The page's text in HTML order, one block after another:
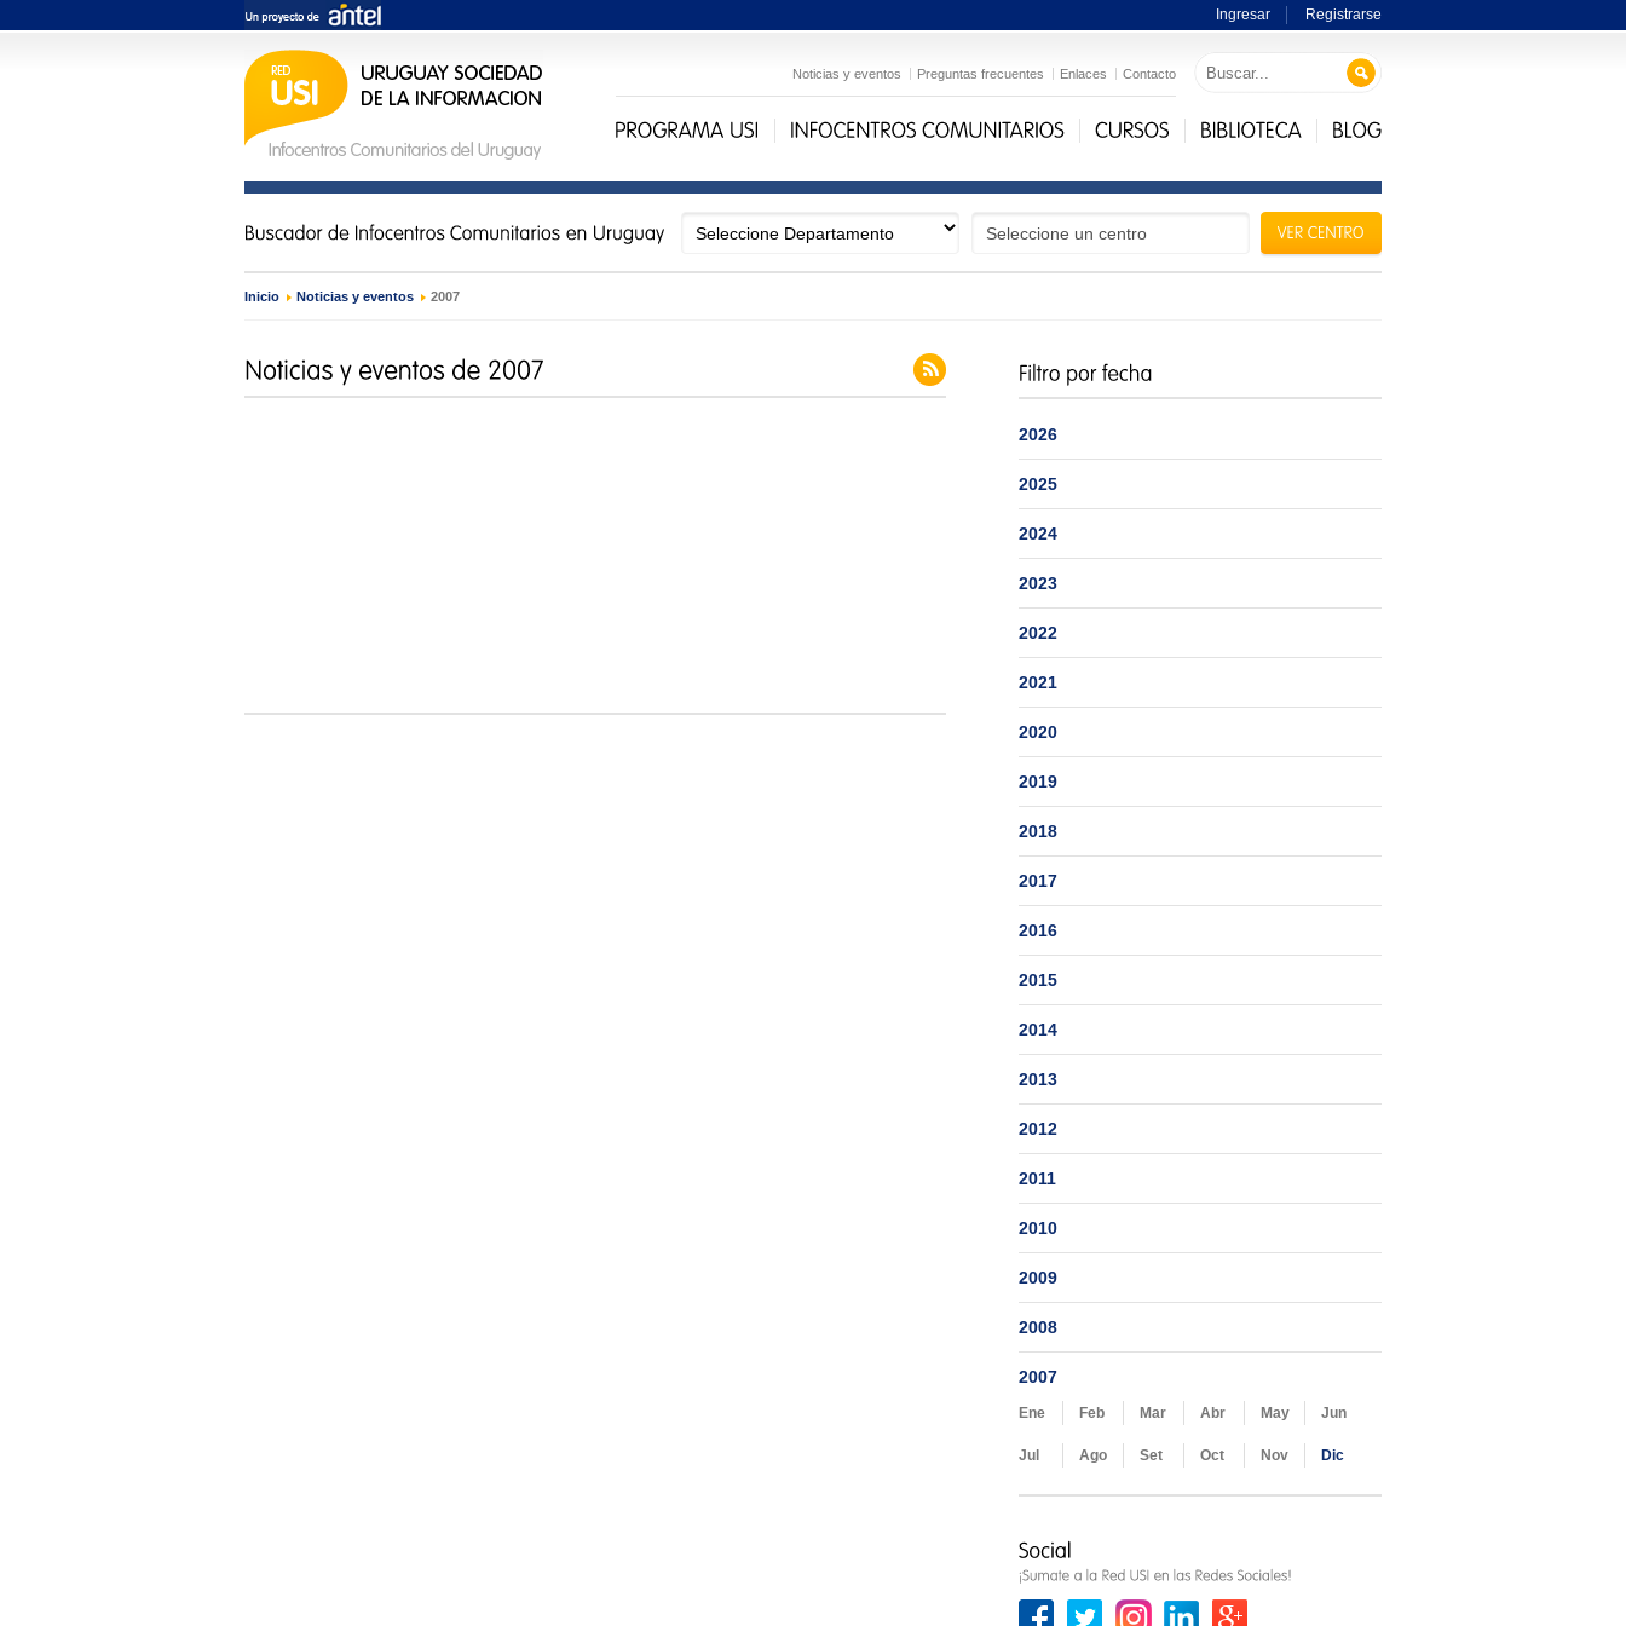
Ingresar Registrarse
Noticias y eventos Preguntas frecuentes Enlaces Contacto
Inicio › Noticias y eventos › 2007
2026
2025
2024
2023
2022
2021
2020
2019
2018
2017
2016
2015
2014
2013
2012
2011
2010
2009
2008
2007
Ene Feb Mar Abr May Jun
Jul Ago Set Oct Nov Dic